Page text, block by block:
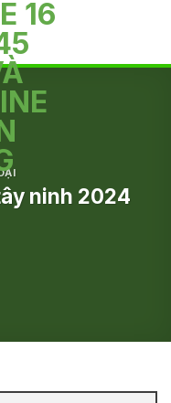
ninh 2024